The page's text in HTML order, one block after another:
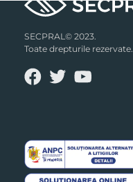
SECPRAL© 2023.
Toate drepturile rezervate.